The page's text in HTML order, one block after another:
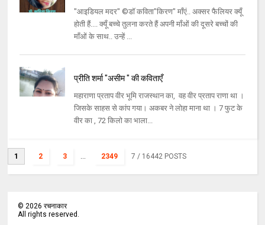
"आइडियल मदर" ©डॉ कविता"किरण" माँएं.. अक्सर फैलियर क्यूँ
होती हैं.... क्यूँ बच्चे तुलना करते हैं अपनी माँओं की दूसरे बच्चों की
माँओं के साथ.. उन्हें ...
प्रीति शर्मा "असीम " की कविताएँ
महाराणा प्रताप वीर भूमि राजस्थान का, वह वीर प्रताप राणा था ।
जिसके साहस से कांप गया। अकबर ने लोहा माना था । 7 फुट के
वीर का , 72 किलो का भाला...
1 2 3 ... 2349 7 / 16442 POSTS
©2026 रचनाकार
All rights reserved.